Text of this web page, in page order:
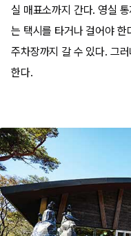
실 매표소까지 간다. 영실
는 택시를 타거나 걸어야
주차장까지 갈 수 있다. 그
한다.